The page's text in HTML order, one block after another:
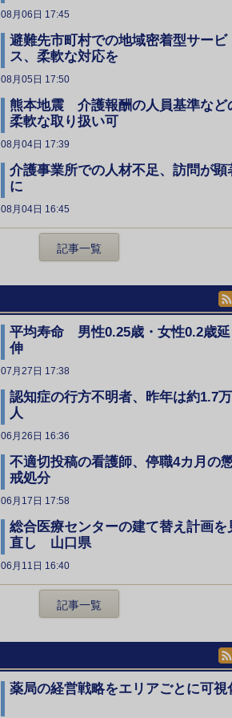
08月06日 17:45
避難先市町村での地域密着型サービ
ス、柔軟な対応を
08月05日 17:50
熊本地震 介護報酬の人員基準など
柔軟な取り扱い可
08月04日 17:39
介護事業所での人材不足、訪問が顕
に
08月04日 16:45
記事一覧
平均寿命 男性0.25歳・女性0.2歳延
伸
07月27日 17:38
認知症の行方不明者、昨年は約1.7万
人
06月26日 16:36
不適切投稿の看護師、停職4カ月の
戒処分
06月17日 17:58
総合医療センターの建て替え計画を
直し 山口県
06月11日 16:40
記事一覧
薬局の経営戦略をエリアごとに可視